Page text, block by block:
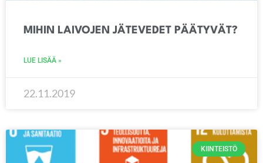
MIHIN LAIVOJEN JÄTEVEDET PÄÄTYVÄT?
LUE LISÄÄ »
22.11.2019
KIINTEISTÖ